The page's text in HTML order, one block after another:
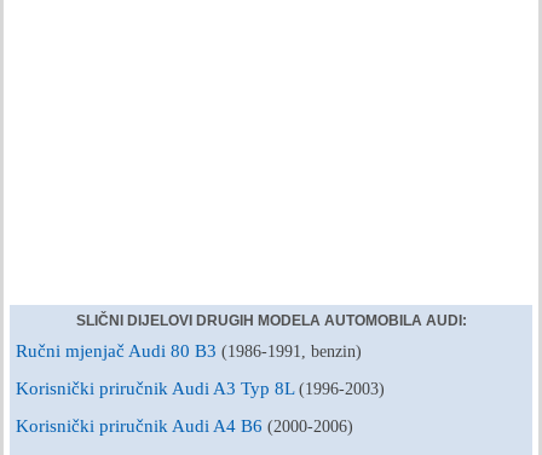
SLIČNI DIJELOVI DRUGIH MODELA AUTOMOBILA AUDI:
Ručni mjenjač Audi 80 B3 (1986-1991, benzin)
Korisnički priručnik Audi A3 Typ 8L (1996-2003)
Korisnički priručnik Audi A4 B6 (2000-2006)